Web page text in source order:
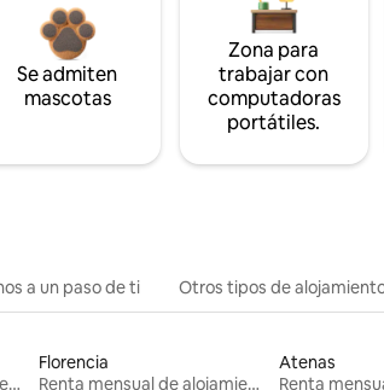
Se admiten
mascotas
Zona para
trabajar con
computadoras
portátiles.
a un paso de ti Otros tipos de
Renta mensual de alojamientos
Florencia
Renta mensual de alojamientos
Atenas